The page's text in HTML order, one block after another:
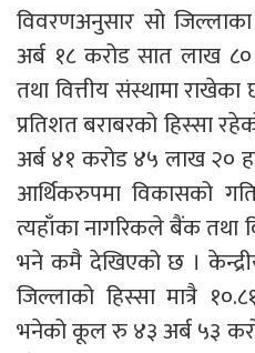
विवरणअनुसार सो
अर्ब १८ करोड सात लाख
तथा वित्तीय संस्थामा
प्रतिशत बराबरको हिस्सा
अर्ब ४१ करोड ४५ लाख २०
आर्थिकरुपमा विकासको
त्यहाँका नागरिकले बैंक तथा
भने कमै देखिएको छ ।
जिल्लाको हिस्सा मात्रै
भनेको कूल रु ४३ अर्ब ५३